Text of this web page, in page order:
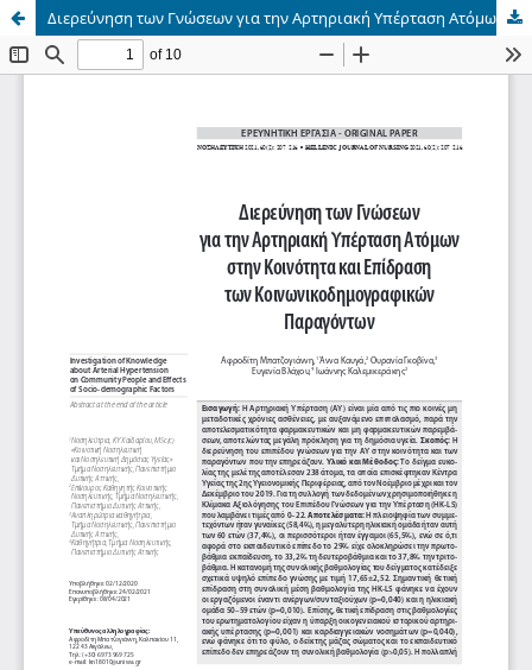
Διερεύνηση των Γνώσεων για την Αρτηριακή Υπέρταση Ατόμων στην Κοινότητα και Επίδραση των Κοινωνικοδημογραφικών Παραγόντων